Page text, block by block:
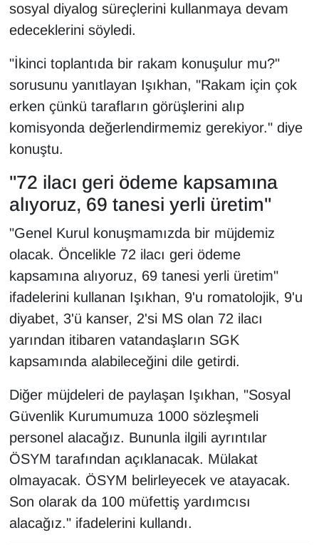
sosyal diyalog süreçlerini kullanmaya devam
edeceklerini söyledi.
"İkinci toplantıda bir rakam konuşulur mu?"
sorusunu yanıtlayan Işıkhan, "Rakam için çok
erken çünkü tarafların görüşlerini alıp
komisyonda değerlendirmemiz gerekiyor." diye
konuştu.
"72 ilacı geri ödeme kapsamına
alıyoruz, 69 tanesi yerli üretim"
"Genel Kurul konuşmamızda bir müjdemiz
olacak. Öncelikle 72 ilacı geri ödeme
kapsamına alıyoruz, 69 tanesi yerli üretim"
ifadelerini kullanan Işıkhan, 9'u romatolojik, 9'u
diyabet, 3'ü kanser, 2'si MS olan 72 ilacı
yarından itibaren vatandaşların SGK
kapsamında alabileceğini dile getirdi.
Diğer müjdeleri de paylaşan Işıkhan, "Sosyal
Güvenlik Kurumumuza 1000 sözleşmeli
personel alacağız. Bununla ilgili ayrıntılar
ÖSYM tarafından açıklanacak. Mülakat
olmayacak. ÖSYM belirleyecek ve atayacak.
Son olarak da 100 müfettiş yardımcısı
alacağız." ifadelerini kullandı.
KURDÎ
MEDYA
ONE EKONOMİ
POLİTİKA
Resmi İlanlar
RÖPORTAJ
SAĞLIK
Seri İlan
Sinema - TV
SPOR
TEBRİK
TEKNOLOJİ
Turizm